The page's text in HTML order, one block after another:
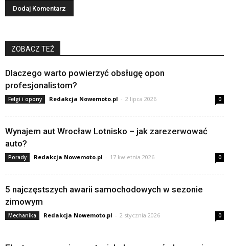
ZOBACZ TEŻ
Dlaczego warto powierzyć obsługę opon
profesjonalistom?
Felgi i opony Redakcja Nowemoto.pl - 2 lipca 2026 0
Wynajem aut Wrocław Lotnisko – jak zarezerwować
auto?
Porady Redakcja Nowemoto.pl - 17 kwietnia 2026 0
5 najczęstszych awarii samochodowych w sezonie
zimowym
Mechanika Redakcja Nowemoto.pl - 2 stycznia 2026 0